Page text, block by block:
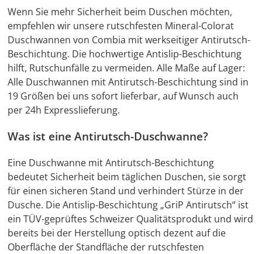
Wenn Sie mehr Sicherheit beim Duschen möchten,
empfehlen wir unsere rutschfesten Mineral-Colorat
Duschwannen von Combia mit werkseitiger Antirutsch-
Beschichtung. Die hochwertige Antislip-Beschichtung
hilft, Rutschunfälle zu vermeiden. Alle Maße auf Lager:
Alle Duschwannen mit Antirutsch-Beschichtung sind in
19 Größen bei uns sofort lieferbar, auf Wunsch auch
per 24h Expresslieferung.
Was ist eine Antirutsch-Duschwanne?
Eine Duschwanne mit Antirutsch-Beschichtung
bedeutet Sicherheit beim täglichen Duschen, sie sorgt
für einen sicheren Stand und verhindert Stürze in der
Dusche. Die Antislip-Beschichtung „GriP Antirutsch“ ist
ein TÜV-geprüftes Schweizer Qualitätsprodukt und wird
bereits bei der Herstellung optisch dezent auf die
Oberfläche der Standfläche der rutschfesten